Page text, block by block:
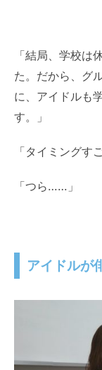
「結局、学校は
た。だから、グ
に、アイドルも
す。」
「タイミングす
「つら……」
アイドルが